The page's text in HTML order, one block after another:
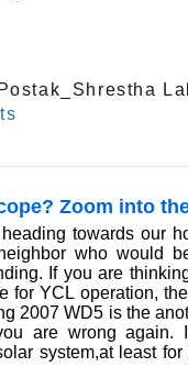
Postak_Shrestha
Zoom into
towards our
who would
If you are
for YCL operation,
2007 WD5 is the
are wrong again.
system,at least